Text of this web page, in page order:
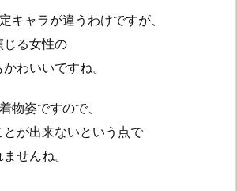
キャラが違うわけですが、
じる女性の
わいいですね。
物姿ですので、
が出来ないという点で
せんね。